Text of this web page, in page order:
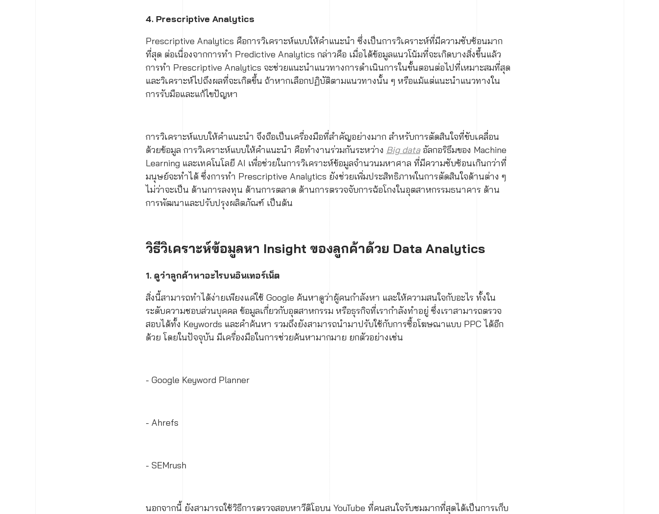
4. Prescriptive Analytics
Prescriptive Analytics คือการวิเคราะห์แบบให้คำแนะนำ ซึ่งเป็นการวิเคราะห์ที่มีความซับซ้อนมาก
ที่สุด ต่อเนื่องจากการทำ Predictive Analytics กล่าวคือ เมื่อได้ข้อมูลแนวโน้มที่จะเกิดบางสิ่งขึ้นแล้ว
การทำ Prescriptive Analytics จะช่วยแนะนำแนวทางการดำเนินการในขั้นตอนต่อไปที่เหมาะสมที่สุด
และวิเคราะห์ไปถึงผลที่จะเกิดขึ้น ถ้าหากเลือกปฏิบัติตามแนวทางนั้น ๆ หรือแม้แต่แนะนำแนวทางใน
การรับมือและแก้ไขปัญหา
การวิเคราะห์แบบให้คำแนะนำ จึงถือเป็นเครื่องมือที่สำคัญอย่างมาก สำหรับการตัดสินใจที่ขับเคลื่อน
ด้วยข้อมูล การวิเคราะห์แบบให้คำแนะนำ คือทำงานร่วมกันระหว่าง Big dataอัลกอริธึมของ Machine
Learning และเทคโนโลยี AI เพื่อช่วยในการวิเคราะห์ข้อมูลจำนวนมหาศาล ที่มีความซับซ้อนเกินกว่าที่
มนุษย์จะทำได้ ซึ่งการทำ Prescriptive Analytics ยังช่วยเพิ่มประสิทธิภาพในการตัดสินใจด้านต่าง ๆ
ไม่ว่าจะเป็น ด้านการลงทุน ด้านการตลาด ด้านการตรวจจับการฉ้อโกงในอุตสาหกรรมธนาคาร ด้าน
การพัฒนาและปรับปรุงผลิตภัณฑ์ เป็นต้น
วิธีวิเคราะห์ข้อมูลหา Insight ของลูกค้าด้วย Data Analytics
1. ดูว่าลูกค้าหาอะไรบนอินเทอร์เน็ต
สิ่งนี้สามารถทำได้ง่ายเพียงแค่ใช้ Google ค้นหาดูว่าผู้คนกำลังหา และให้ความสนใจกับอะไร ทั้งใน
ระดับความชอบส่วนบุคคล ข้อมูลเกี่ยวกับอุตสาหกรรม หรือธุรกิจที่เรากำลังทำอยู่ ซึ่งเราสามารถตรวจ
สอบได้ทั้ง Keywords และคำค้นหา รวมถึงยังสามารถนำมาปรับใช้กับการซื้อโฆษณาแบบ PPC ได้อีก
ด้วย โดยในปัจจุบัน มีเครื่องมือในการช่วยค้นหามากมาย ยกตัวอย่างเช่น
- Google Keyword Planner
- Ahrefs
- SEMrush
นอกจากนี้ ยังสามารถใช้วิธีการตรวจสอบหาวีดิโอบน YouTube ที่คนสนใจรับชมมากที่สุดได้เป็นการเก็บ